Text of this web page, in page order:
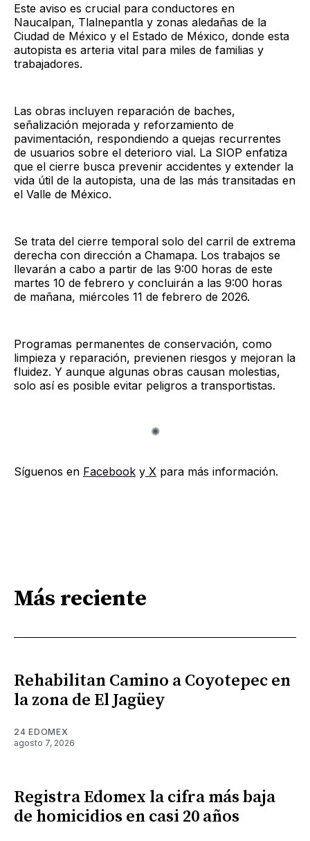
Este aviso es crucial para conductores en
Naucalpan, Tlalnepantla y zonas aledañas de la
Ciudad de México y el Estado de México, donde esta
autopista es arteria vital para miles de familias y
trabajadores.
Las obras incluyen reparación de baches,
señalización mejorada y reforzamiento de
pavimentación, respondiendo a quejas recurrentes
de usuarios sobre el deterioro vial. La SIOP enfatiza
que el cierre busca prevenir accidentes y extender la
vida útil de la autopista, una de las más transitadas en
el Valle de México.
Se trata del cierre temporal solo del carril de extrema
derecha con dirección a Chamapa. Los trabajos se
llevarán a cabo a partir de las 9:00 horas de este
martes 10 de febrero y concluirán a las 9:00 horas
de mañana, miércoles 11 de febrero de 2026.
Programas permanentes de conservación, como
limpieza y reparación, previenen riesgos y mejoran la
fluidez. Y aunque algunas obras causan molestias,
solo así es posible evitar peligros a transportistas.
Síguenos en Facebook y X para más información.
Más reciente
Rehabilitan Camino a Coyotepec en
la zona de El Jagüey
24 EDOMEX
agosto 7, 2026
Registra Edomex la cifra más baja
de homicidios en casi 20 años